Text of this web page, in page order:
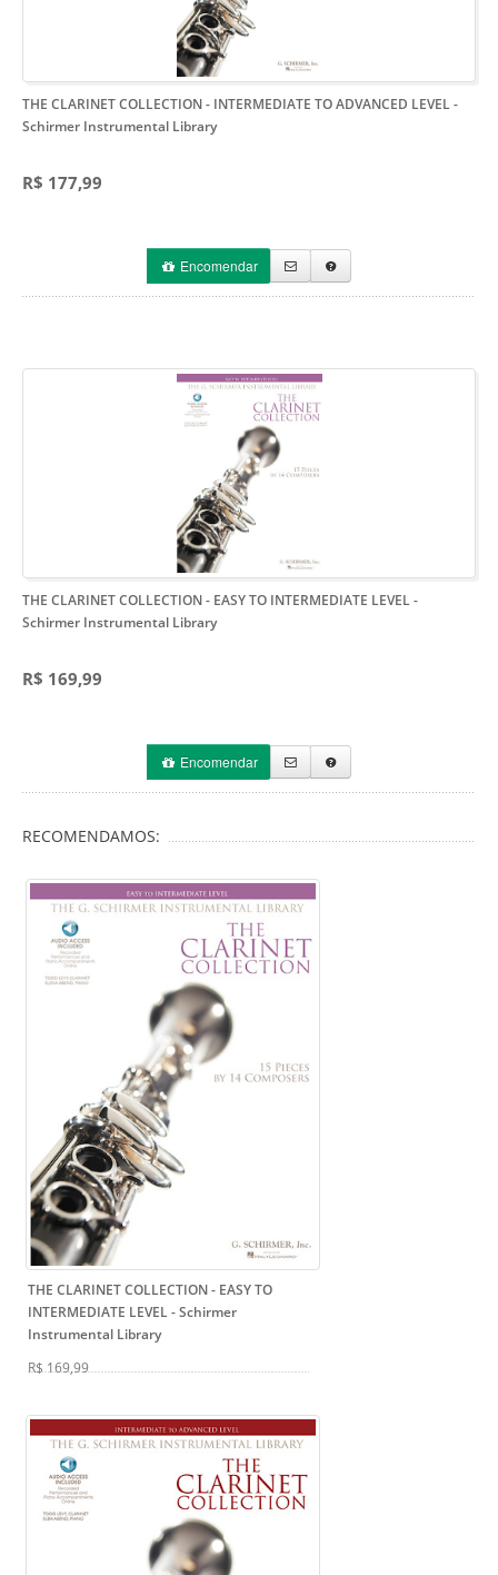
THE CLARINET COLLECTION - INTERMEDIATE TO ADVANCED LEVEL-
Schirmer Instrumental Library
R$ 177,99
Encomendar
THE CLARINET COLLECTION - EASY TO INTERMEDIATE LEVEL-
Schirmer Instrumental Library
R$ 169,99
Encomendar
RECOMENDAMOS:
THE CLARINET COLLECTION - EASY TO
INTERMEDIATE LEVEL- Schirmer
Instrumental Library
R$ 169,99